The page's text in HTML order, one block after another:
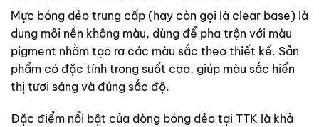
Mực bóng dẻo trung cấp (hay còn gọi là clear base) là
dung môi nền không màu, dùng để pha trộn với màu
pigment nhằm tạo ra các màu sắc theo thiết kế. Sản
phẩm có đặc tính trong suốt cao, giúp màu sắc hiển
thị tươi sáng và đúng sắc độ.
Đặc điểm nổi bật của dòng bóng dẻo tại TTK là khả